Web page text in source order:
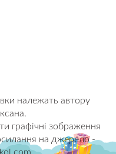
належать автору
графічні зображення
на джерело -